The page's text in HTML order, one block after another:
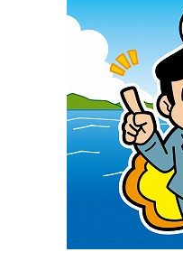
過去問題集
大学・短大以外の資料か
専門学校の資料請求
留学・進学関連、塾・予備校
大学入学共通テスト「受験上の